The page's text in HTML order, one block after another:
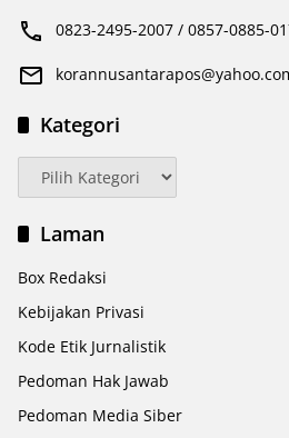
0823-2495-2007 / 0857-0885-
Kategori
Kategori
Laman
Box Redaksi
Kebijakan Privasi
Kode Etik Jurnalistik
Pedoman Hak Jawab
Pedoman Media Siber